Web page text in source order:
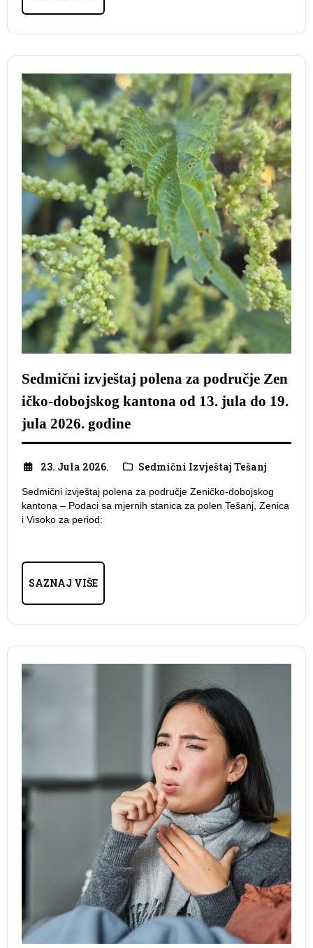
Sedmični izvještaj polena za područje Zen
ičko-dobojskog kantona od 13. jula do 19.
jula 2026. godine
23. Jula 2026. Sedmični Izvještaj Tešanj
Sedmični izvještaj polena za područje Zeničko-dobojskog
kantona – Podaci sa mjernih stanica za polen Tešanj, Zenica
i Visoko za period:
SAZNAJ VIŠE